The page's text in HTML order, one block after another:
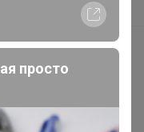
просто